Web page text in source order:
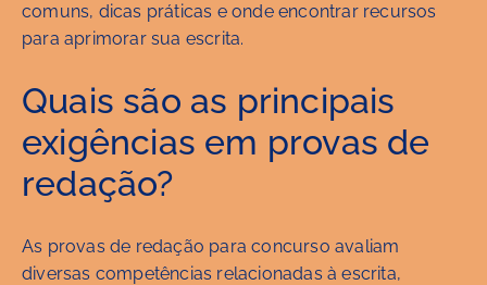
comuns, dicas práticas e onde encontrar recursos
para aprimorar sua escrita.
Quais são as principais
exigências em provas de
redação?
As provas de redação para concurso avaliam
diversas competências relacionadas à escrita,